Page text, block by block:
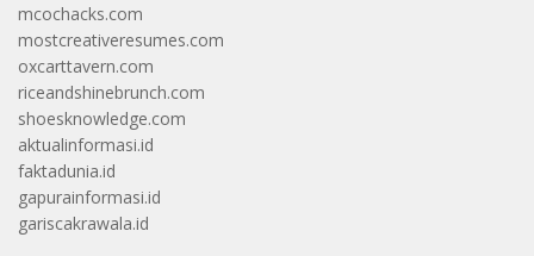
mcochacks.com
mostcreativeresumes.com
oxcarttavern.com
riceandshinebrunch.com
shoesknowledge.com
aktualinformasi.id
faktadunia.id
gapurainformasi.id
gariscakrawala.id